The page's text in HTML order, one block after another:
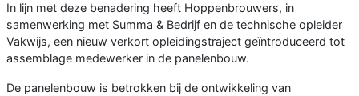
In lijn met deze benadering heeft Hoppenbrouwers, in
samenwerking met Summa & Bedrijf en de technische opleider
Vakwijs, een nieuw verkort opleidingstraject geïntroduceerd tot
assemblage medewerker in de panelenbouw.
De panelenbouw is betrokken bij de ontwikkeling van